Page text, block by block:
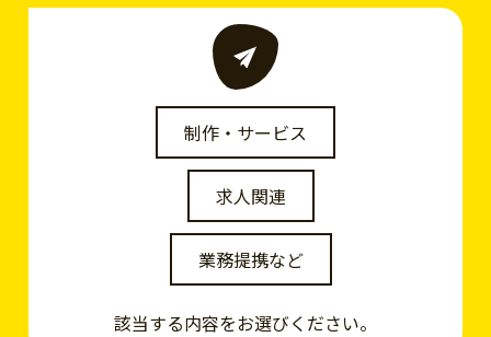
制作・サービス
求人関連
業務提携など
該当する内容をお選びください。